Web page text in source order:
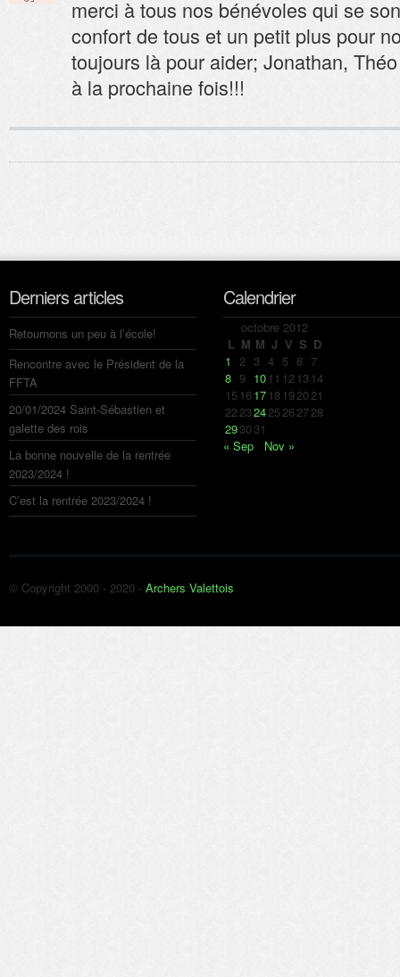
merci à tous nos bénévoles qui se
confort de tous et un petit plus pour
toujours là pour aider; Jonathan,
à la prochaine fois!!!
Derniers articles
Retournons un peu à l’école!
Rencontre avec le Président de la
FFTA
20/01/2024 Saint-Sébastien et
galette des rois
La bonne nouvelle de la rentrée
2023/2024 !
C’est la rentrée 2023/2024 !
Calendrier
octobre 2012
L M M J V S D
1 2 3 4 5 6 7
8 9 10 11 12 13 14
15 1617 18 192021
22232425262728
293031
« Sep
Nov »
© Copyright 2000 - 2020 - Archers Valettois